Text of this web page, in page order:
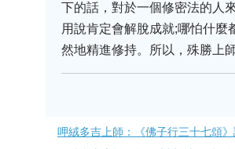
下的話，對於一個修密法的人
用說肯定會解脫成就;哪怕什
然地精進修持。所以，殊勝上
呷絨多吉上師：《佛子行三十七頌